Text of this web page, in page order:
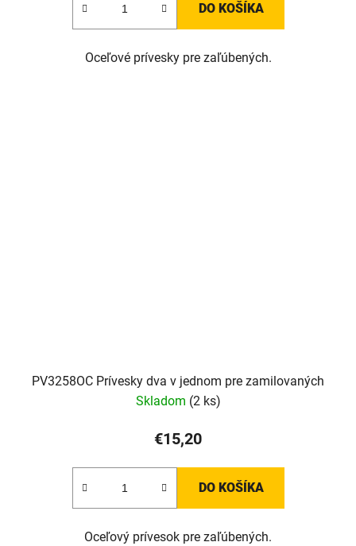
DO KOŠÍKA
Oceľové prívesky pre zaľúbených.
PV3258OC Prívesky dva v jednom pre zamilovaných
Skladom (2 ks)
€15,20
DO KOŠÍKA
Oceľový prívesok pre zaľúbených.